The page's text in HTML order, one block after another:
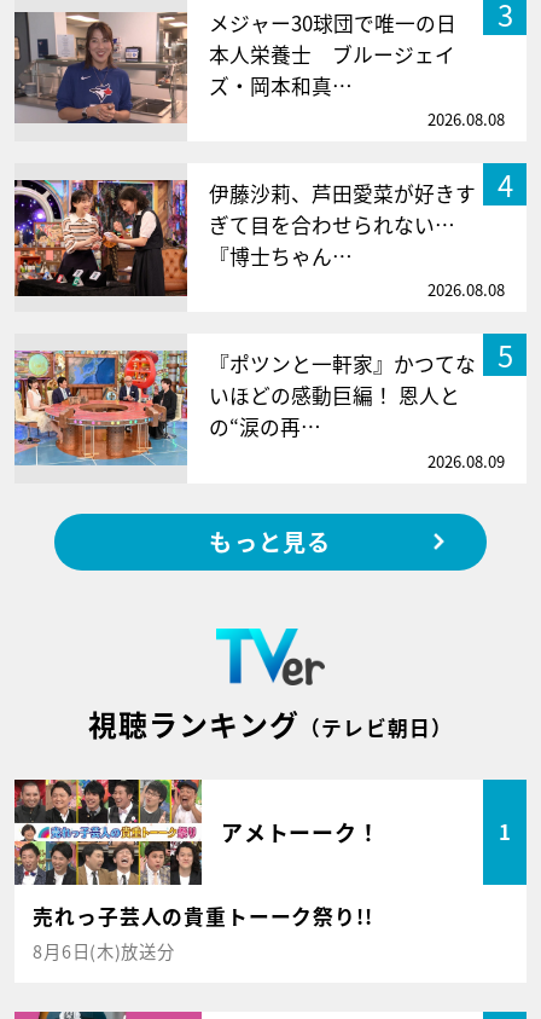
3
メジャー30球団で唯一の日
本人栄養士 ブルージェイ
ズ・岡本和真…
2026.08.08
4
伊藤沙莉、芦田愛菜が好きす
ぎて目を合わせられない…
『博士ちゃん…
2026.08.08
5
『ポツンと一軒家』かつてな
いほどの感動巨編！ 恩人と
の“涙の再…
2026.08.09
もっと見る
視聴ランキング （テレビ朝日）
アメトーーク！ 1
売れっ子芸人の貴重トーーク祭り!!
8月6日(木)放送分